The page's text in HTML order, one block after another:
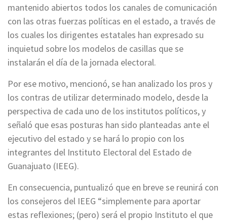
mantenido abiertos todos los canales de comunicación
con las otras fuerzas políticas en el estado, a través de
los cuales los dirigentes estatales han expresado su
inquietud sobre los modelos de casillas que se
instalarán el día de la jornada electoral.
Por ese motivo, mencionó, se han analizado los pros y
los contras de utilizar determinado modelo, desde la
perspectiva de cada uno de los institutos políticos, y
señaló que esas posturas han sido planteadas ante el
ejecutivo del estado y se hará lo propio con los
integrantes del Instituto Electoral del Estado de
Guanajuato (IEEG).
En consecuencia, puntualizó que en breve se reunirá con
los consejeros del IEEG “simplemente para aportar
estas reflexiones; (pero) será el propio Instituto el que